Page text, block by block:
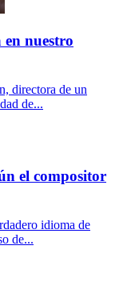
en nuestro
directora de un
de...
el compositor
idioma de
de...